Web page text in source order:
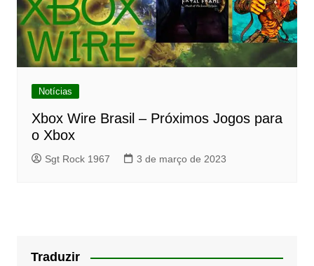
Notícias
Xbox Wire Brasil – Próximos Jogos para
o Xbox
Sgt Rock 1967 3 de março de 2023
Traduzir